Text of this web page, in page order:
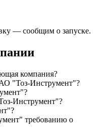
— сообщим о запуске.
компания?
"Тоз-Инструмент"?
Инструмент"?
требованию о